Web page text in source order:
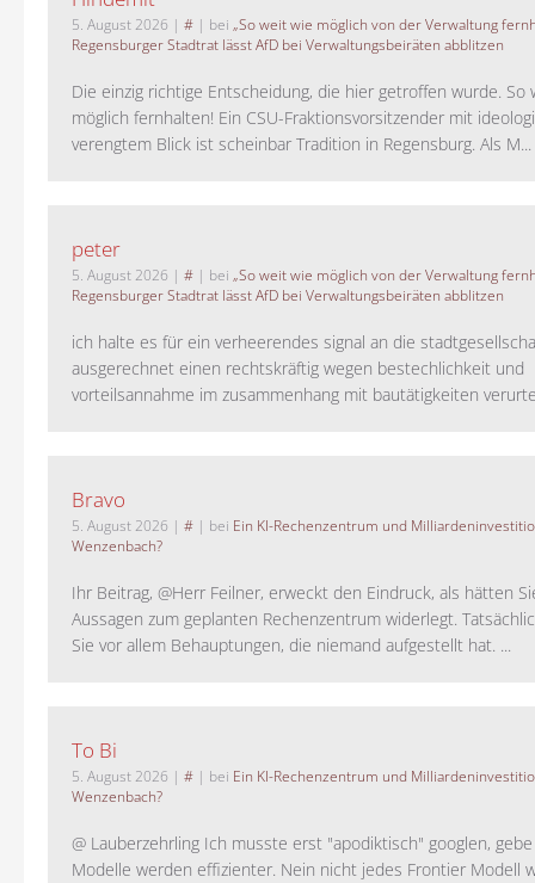
5. August 2026 | # | bei „So weit wie möglich von der Verwaltung
Regensburger Stadtrat lässt AfD bei Verwaltungsbeiräten abblitzen
Die einzig richtige Entscheidung, die hier getroffen wurde. So
möglich fernhalten! Ein CSU-Fraktionsvorsitzender mit
verengtem Blick ist scheinbar Tradition in Regensburg. Als M...
peter
5. August 2026 | # | bei „So weit wie möglich von der Verwaltung
Regensburger Stadtrat lässt AfD bei Verwaltungsbeiräten abblitzen
ich halte es für ein verheerendes signal an die
ausgerechnet einen rechtskräftig wegen bestechlichkeit und
vorteilsannahme im zusammenhang mit bautätigkeiten
Bravo
5. August 2026 | # | bei Ein KI-Rechenzentrum und
Wenzenbach?
Ihr Beitrag, @Herr Feilner, erweckt den Eindruck, als hätten
Aussagen zum geplanten Rechenzentrum widerlegt.
Sie vor allem Behauptungen, die niemand aufgestellt hat. ...
To Bi
5. August 2026 | # | bei Ein KI-Rechenzentrum und
Wenzenbach?
@ Lauberzehrling Ich musste erst "apodiktisch" googlen, gebe
Modelle werden effizienter. Nein nicht jedes Frontier Modell